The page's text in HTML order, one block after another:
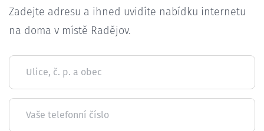
Zadejte adresu a ihned uvidíte nabídku internetu
na doma v místě Radějov.
Ulice, č. p. a obec
Vaše telefonní číslo